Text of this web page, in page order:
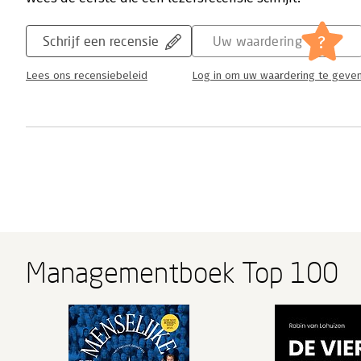
Schrijf een recensie
Lees ons recensiebeleid
Uw waardering ?
Log in om uw waardering te
Managementboek Top 100